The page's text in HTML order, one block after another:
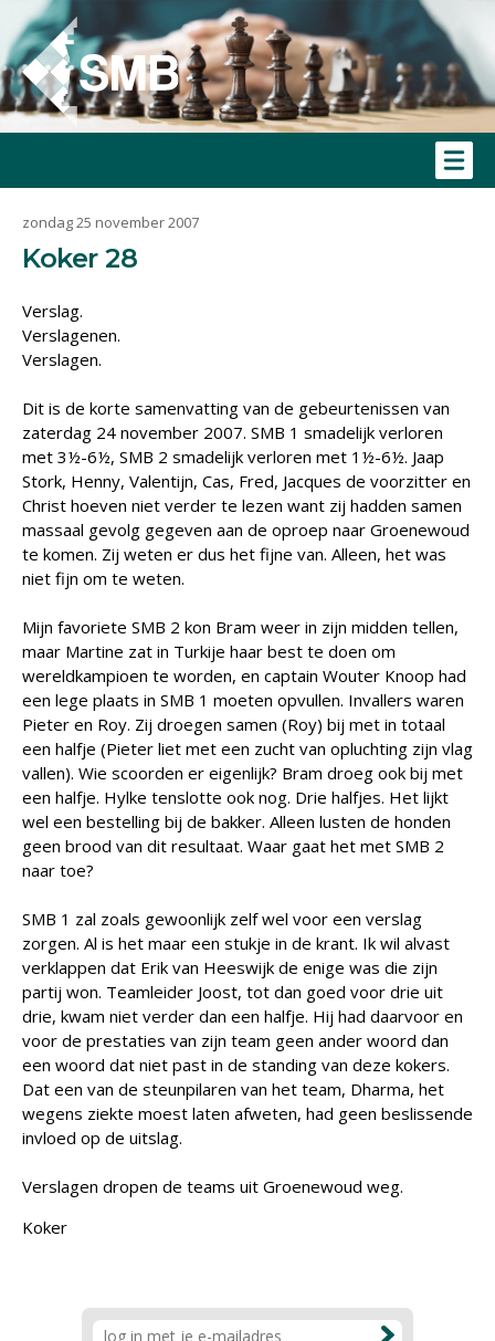
zondag 25 november 2007
Koker 28
Verslag.
Verslagenen.
Verslagen.
Dit is de korte samenvatting van de gebeurtenissen van
zaterdag 24 november 2007. SMB 1 smadelijk verloren
met 3½-6½, SMB 2 smadelijk verloren met 1½-6½. Jaap
Stork, Henny, Valentijn, Cas, Fred, Jacques de voorzitter en
Christ hoeven niet verder te lezen want zij hadden samen
massaal gevolg gegeven aan de oproep naar Groenewoud
te komen. Zij weten er dus het fijne van. Alleen, het was
niet fijn om te weten.
Mijn favoriete SMB 2 kon Bram weer in zijn midden tellen,
maar Martine zat in Turkije haar best te doen om
wereldkampioen te worden, en captain Wouter Knoop had
een lege plaats in SMB 1 moeten opvullen. Invallers waren
Pieter en Roy. Zij droegen samen (Roy) bij met in totaal
een halfje (Pieter liet met een zucht van opluchting zijn vlag
vallen). Wie scoorden er eigenlijk? Bram droeg ook bij met
een halfje. Hylke tenslotte ook nog. Drie halfjes. Het lijkt
wel een bestelling bij de bakker. Alleen lusten de honden
geen brood van dit resultaat. Waar gaat het met SMB 2
naar toe?
SMB 1 zal zoals gewoonlijk zelf wel voor een verslag
zorgen. Al is het maar een stukje in de krant. Ik wil alvast
verklappen dat Erik van Heeswijk de enige was die zijn
partij won. Teamleider Joost, tot dan goed voor drie uit
drie, kwam niet verder dan een halfje. Hij had daarvoor en
voor de prestaties van zijn team geen ander woord dan
een woord dat niet past in de standing van deze kokers.
Dat een van de steunpilaren van het team, Dharma, het
wegens ziekte moest laten afweten, had geen beslissende
invloed op de uitslag.
Verslagen dropen de teams uit Groenewoud weg.
Koker